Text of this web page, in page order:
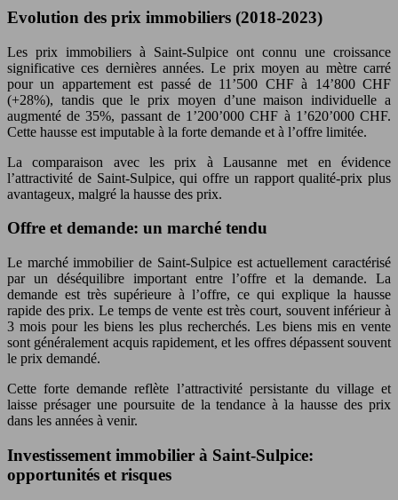
Evolution des prix immobiliers (2018-2023)
Les prix immobiliers à Saint-Sulpice ont connu une croissance
significative ces dernières années. Le prix moyen au mètre carré
pour un appartement est passé de 11’500 CHF à 14’800 CHF
(+28%), tandis que le prix moyen d’une maison individuelle a
augmenté de 35%, passant de 1’200’000 CHF à 1’620’000 CHF.
Cette hausse est imputable à la forte demande et à l’offre limitée.
La comparaison avec les prix à Lausanne met en évidence
l’attractivité de Saint-Sulpice, qui offre un rapport qualité-prix plus
avantageux, malgré la hausse des prix.
Offre et demande: un marché tendu
Le marché immobilier de Saint-Sulpice est actuellement caractérisé
par un déséquilibre important entre l’offre et la demande. La
demande est très supérieure à l’offre, ce qui explique la hausse
rapide des prix. Le temps de vente est très court, souvent inférieur à
3 mois pour les biens les plus recherchés. Les biens mis en vente
sont généralement acquis rapidement, et les offres dépassent souvent
le prix demandé.
Cette forte demande reflète l’attractivité persistante du village et
laisse présager une poursuite de la tendance à la hausse des prix
dans les années à venir.
Investissement immobilier à Saint-Sulpice:
opportunités et risques